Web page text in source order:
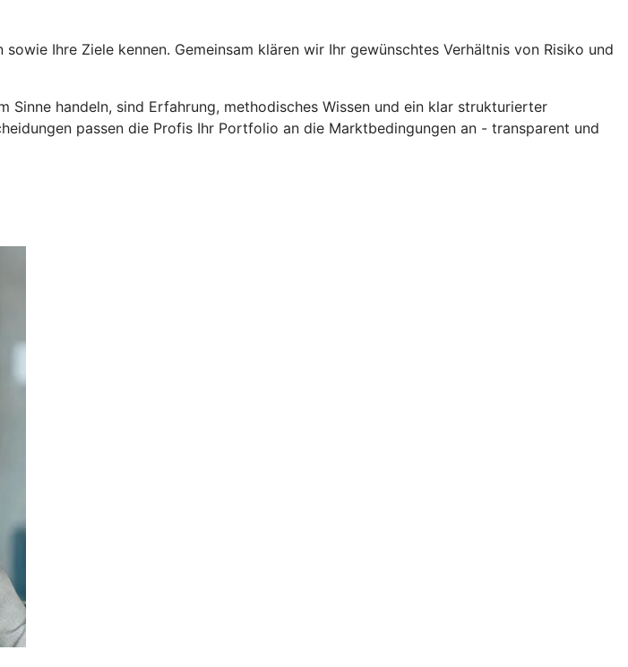
Ihre Ziele kennen. Gemeinsam klären wir Ihr gewünschtes Verhältnis von Risiko und
handeln, sind Erfahrung, methodisches Wissen und ein klar strukturierter
passen die Profis Ihr Portfolio an die Marktbedingungen an - transparent und